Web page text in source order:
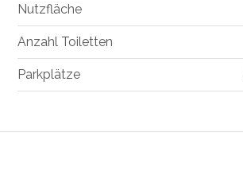
Nutzfläche
Anzahl Toiletten
Parkplätze